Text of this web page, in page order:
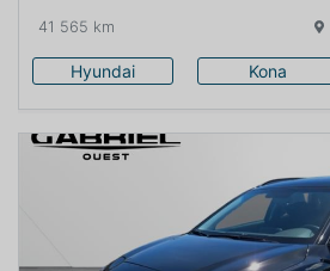
41 565 km
Hyundai Kona